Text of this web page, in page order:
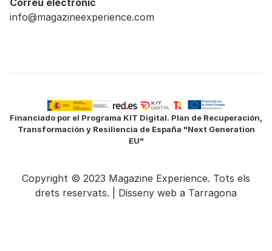
info@magazineexperience.com
Financiado por el Programa KIT Digital. Plan de Recuperación,
Transformación y Resiliencia de España "Next Generation
EU"
Copyright © 2023 Magazine Experience. Tots els
drets reservats. | Disseny web a Tarragona